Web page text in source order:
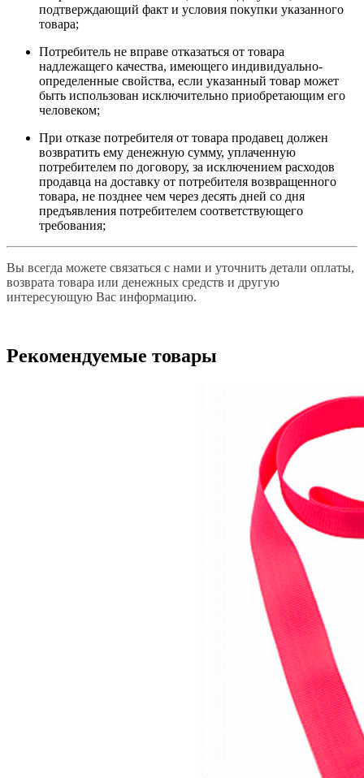
подтверждающий факт и условия покупки указанного
товара;
Потребитель не вправе отказаться от товара
надлежащего качества, имеющего индивидуально-
определенные свойства, если указанный товар может
быть использован исключительно приобретающим его
человеком;
При отказе потребителя от товара продавец должен
возвратить ему денежную сумму, уплаченную
потребителем по договору, за исключением расходов
продавца на доставку от потребителя возвращенного
товара, не позднее чем через десять дней со дня
предъявления потребителем соответствующего
требования;
Вы всегда можете связаться с нами и уточнить детали оплаты,
возврата товара или денежных средств и другую
интересующую Вас информацию.
Рекомендуемые товары